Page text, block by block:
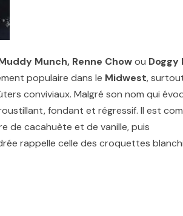
Munch, Renne Chowou Doggy
populaire dans le Midwest,
conviviaux. Malgré son nom qui
fondant et régressif. Il est
de cacahuète et de vanille, puis
rappelle celle des croquettes